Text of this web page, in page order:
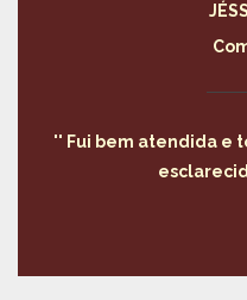
Fui bem atendida e